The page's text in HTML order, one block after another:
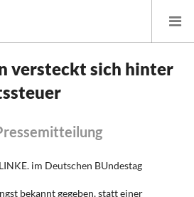
und Finanzpolitik
versteckt sich hinter
im Deutschen BUndestag
bekannt gegeben, statt einer